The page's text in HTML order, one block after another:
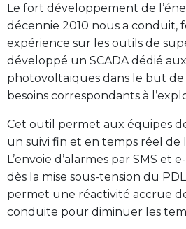
Le fort développement de
décennie 2010 nous a conduit,
expérience sur les outils de
développé un SCADA dédié
photovoltaïques dans le but
besoins correspondants à
Cet outil permet aux équipes
un suivi fin et en temps réel de
L’envoie d’alarmes par SMS et
dès la mise sous-tension du
permet une réactivité accrue
conduite pour diminuer les